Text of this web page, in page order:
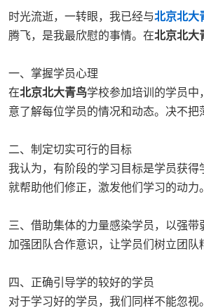
时光流逝，一转眼，我已经与北京北大
腾飞，是我最欣慰的事情。在北京北大
一、掌握学员心理
在北京北大青鸟学校参加培训的学员中
意了解每位学员的情况和动态。决不
二、制定切实可行的目标
我认为，有阶段的学习目标是学员获
就帮助他们修正，激发他们学习的动力。
三、借助集体的力量感染学员，以强带
加强团队合作意识，让学员们树立团队
四、正确引导学的较好的学员
对于学习好的学员，我们同样不能忽